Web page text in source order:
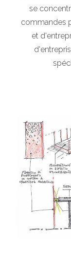
se
commandes
et